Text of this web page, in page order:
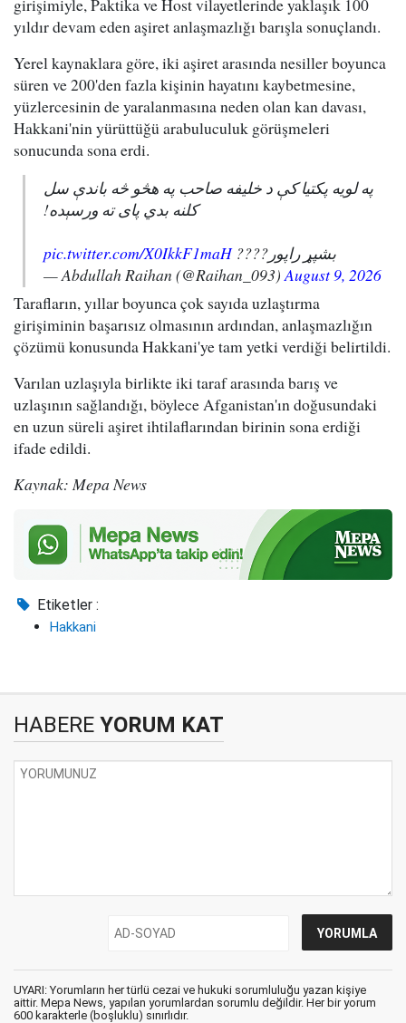
girişimiyle, Paktika ve Host vilayetlerinde yaklaşık 100
yıldır devam eden aşiret anlaşmazlığı barışla sonuçlandı.
Yerel kaynaklara göre, iki aşiret arasında nesiller boyunca
süren ve 200'den fazla kişinin hayatını kaybetmesine,
yüzlercesinin de yaralanmasına neden olan kan davası,
Hakkani'nin yürüttüğü arabuluculuk görüşmeleri
sonucunda sona erdi.
په لویه پکتیا کې د خلیفه صاحب په هڅو څه باندې سل
کلنه بدي پای ته ورسېده!
بشپړ راپور????pic.twitter.com/X0IkkF1maH
— Abdullah Raihan (@Raihan_093)August 9, 2026
Tarafların, yıllar boyunca çok sayıda uzlaştırma
girişiminin başarısız olmasının ardından, anlaşmazlığın
çözümü konusunda Hakkani'ye tam yetki verdiği belirtildi.
Varılan uzlaşıyla birlikte iki taraf arasında barış ve
uzlaşının sağlandığı, böylece Afganistan'ın doğusundaki
en uzun süreli aşiret ihtilaflarından birinin sona erdiği
ifade edildi.
Kaynak: Mepa News
Etiketler :
Hakkani
HABERE YORUM KAT
UYARI: Yorumların her türlü cezai ve hukuki sorumluluğu yazan kişiye
aittir. Mepa News, yapılan yorumlardan sorumlu değildir. Her bir yorum
600 karakterle (boşluklu) sınırlıdır.